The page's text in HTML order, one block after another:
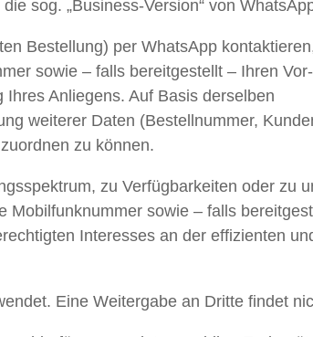
sog. „Business-Version“ von
Bestellung) per WhatsApp
sowie – falls bereitgestellt – Ihren
Anliegens. Auf Basis derselben
weiterer Daten (Bestellnummer,
zu können.
zu Verfügbarkeiten oder zu
Mobilfunknummer sowie – falls
Interesses an der effizienten
Eine Weitergabe an Dritte findet